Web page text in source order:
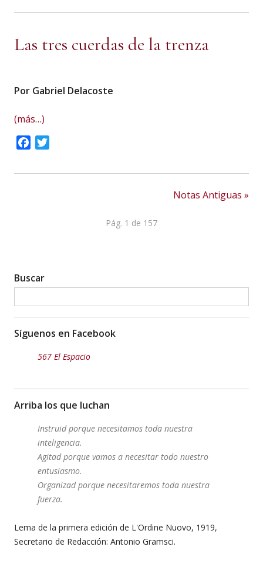
Las tres cuerdas de la trenza
Por Gabriel Delacoste
(más…)
Facebook
Notas Antiguas »
Pág. 1 de 157
Buscar
Síguenos en Facebook
567 El Espacio
Arriba los que luchan
Instruid porque necesitamos toda nuestra
inteligencia.
Agitad porque vamos a necesitar todo nuestro
entusiasmo.
Organizad porque necesitaremos toda nuestra
fuerza.
Lema de la primera edición de L'Ordine Nuovo, 1919,
Secretario de Redacción: Antonio Gramsci.